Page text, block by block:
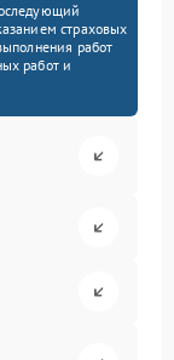
страховых
работ
работ и